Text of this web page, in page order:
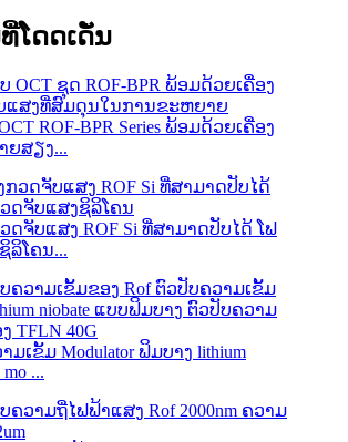
ໂດດເດັ່ນ
ROF-BPR Series ພ້ອມດ້ວຍເຄື່ອງ
ຍສຽງ...
ດຈັບແສງ ROF Si ທີ່ສາມາດປັບໄດ້ ໂຟ
ລິໂຄນ...
ມເຂັ້ມ Modulator ຟິມບາງ lithium
mo ...